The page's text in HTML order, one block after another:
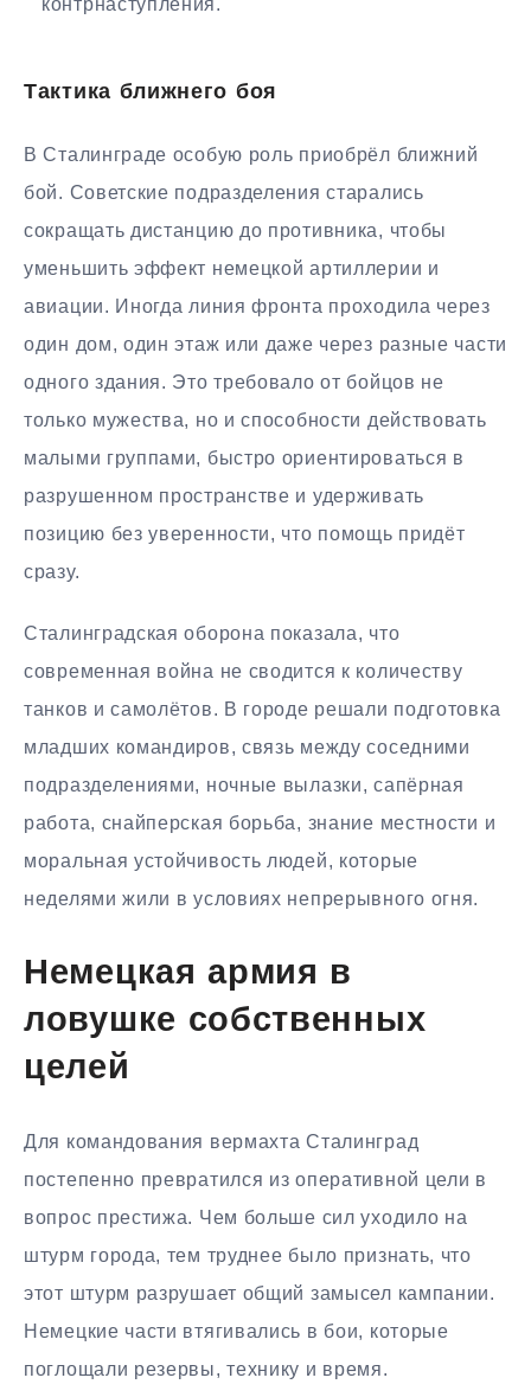
контрнаступления.
Тактика ближнего боя
В Сталинграде особую роль приобрёл ближний
бой. Советские подразделения старались
сокращать дистанцию до противника, чтобы
уменьшить эффект немецкой артиллерии и
авиации. Иногда линия фронта проходила через
один дом, один этаж или даже через разные части
одного здания. Это требовало от бойцов не
только мужества, но и способности действовать
малыми группами, быстро ориентироваться в
разрушенном пространстве и удерживать
позицию без уверенности, что помощь придёт
сразу.
Сталинградская оборона показала, что
современная война не сводится к количеству
танков и самолётов. В городе решали подготовка
младших командиров, связь между соседними
подразделениями, ночные вылазки, сапёрная
работа, снайперская борьба, знание местности и
моральная устойчивость людей, которые
неделями жили в условиях непрерывного огня.
Немецкая армия в
ловушке собственных
целей
Для командования вермахта Сталинград
постепенно превратился из оперативной цели в
вопрос престижа. Чем больше сил уходило на
штурм города, тем труднее было признать, что
этот штурм разрушает общий замысел кампании.
Немецкие части втягивались в бои, которые
поглощали резервы, технику и время.